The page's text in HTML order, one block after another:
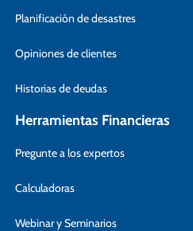
Planificación de desastres
Opiniones de clientes
Historias de deudas
Herramientas Financieras
Pregunte a los expertos
Calculadoras
Webinar y Seminarios